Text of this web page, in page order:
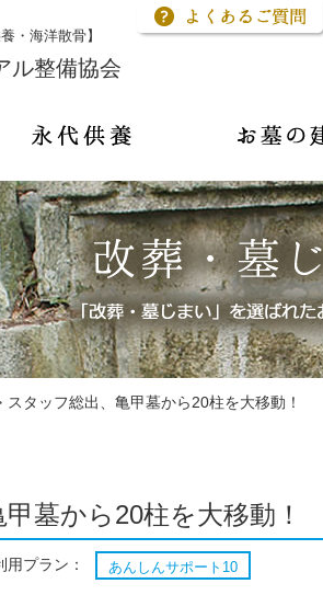
・海洋散骨】
ル整備協会
スタッフ総出、亀甲墓から20柱を大移動！
墓から20柱を大移動！
用プラン： あんしんサポート10